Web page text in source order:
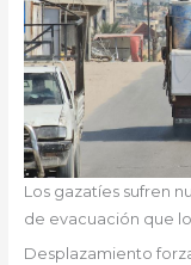
Los gazatíes sufren
de evacuación que
Desplazamiento